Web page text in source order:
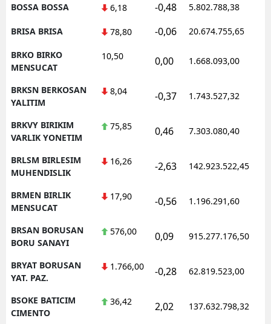
BOSSA BOSSA 6,18 -0,48 5.802.788,38
BRISA BRISA 78,80 -0,06 20.674.755,65
BRKO BIRKO
MENSUCAT
10,50 0,00 1.668.093,00
BRKSN BERKOSAN
YALITIM
8,04 -0,37 1.743.527,32
BRKVY BIRIKIM
VARLIK YONETIM
75,85 0,46 7.303.080,40
BRLSM BIRLESIM
MUHENDISLIK
16,26 -2,63 142.923.522,45
BRMEN BIRLIK
MENSUCAT
17,90 -0,56 1.196.291,60
BRSAN BORUSAN
BORU SANAYI
576,00 0,09 915.277.176,50
BRYAT BORUSAN
YAT. PAZ.
1.766,00 -0,28 62.819.523,00
BSOKE BATICIM
CIMENTO
36,42 2,02 137.632.798,32